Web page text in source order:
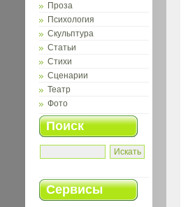
Проза
Психология
Скульптура
Статьи
Стихи
Сценарии
Театр
Фото
Поиск
Сервисы